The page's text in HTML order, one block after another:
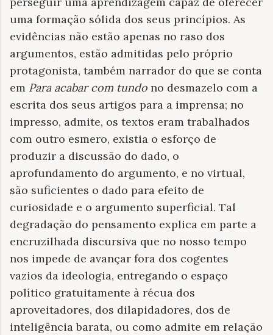
uma formação sólida dos seus princípios. As
evidências não estão apenas no raso dos
argumentos, estão admitidas pelo próprio
protagonista, também narrador do que se conta
em Para acabar com tundo no desmazelo com a
escrita dos seus artigos para a imprensa; no
impresso, admite, os textos eram trabalhados
com outro esmero, existia o esforço de
produzir a discussão do dado, o
aprofundamento do argumento, e no virtual,
são suficientes o dado para efeito de
curiosidade e o argumento superficial. Tal
degradação do pensamento explica em parte a
encruzilhada discursiva que no nosso tempo
nos impede de avançar fora dos cogentes
vazios da ideologia, entregando o espaço
político gratuitamente à récua dos
aproveitadores, dos dilapidadores, dos de
inteligência barata, ou como admite em relação